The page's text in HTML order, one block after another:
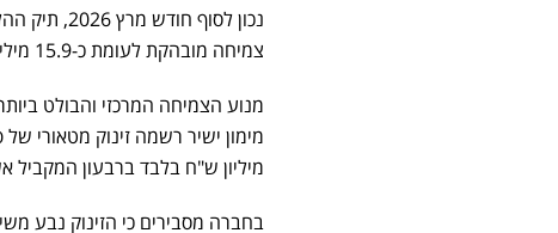
צמיחה מובהקת לעומת כ-15.9 מיליארד ש"ח בתקופה המקבילה.
מנוע הצמיחה המרכזי והבולט
מיליון ש"ח בלבד ברבעון המקביל
בחברה מסבירים כי הזינוק נבע